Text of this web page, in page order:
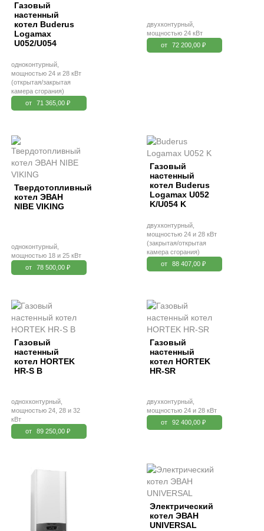
Газовый
настенный
котел Buderus
Logamax
U052/U054
одноконтурный,
мощностью 24 и 28 кВт
(открытая/закрытая
камера сгорания)
от
71 365,00 ₽
двухконтурный,
мощностью 24 кВт
от
72 200,00 ₽
Твердотопливный
котел ЭВАН
NIBE VIKING
одноконтурный,
мощностью 18 и 25 кВт
от
78 500,00 ₽
Газовый
настенный
котел Buderus
Logamax U052
K/U054 K
двухконтурный,
мощностью 24 и 28 кВт
(закрытая/открытая
камера сгорания)
от
88 407,00 ₽
Газовый
настенный
котел HORTEK
HR-S B
однохконтурный,
мощностью 24, 28 и 32
кВт
от
89 250,00 ₽
Газовый
настенный
котел HORTEK
HR-SR
двухконтурный,
мощностью 24 и 28 кВт
от
92 400,00 ₽
Электрический
котел ЭВАН
UNIVERSAL